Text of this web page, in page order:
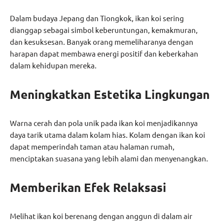
Dalam budaya Jepang dan Tiongkok, ikan koi sering
dianggap sebagai simbol keberuntungan, kemakmuran,
dan kesuksesan. Banyak orang memeliharanya dengan
harapan dapat membawa energi positif dan keberkahan
dalam kehidupan mereka.
Meningkatkan Estetika Lingkungan
Warna cerah dan pola unik pada ikan koi menjadikannya
daya tarik utama dalam kolam hias. Kolam dengan ikan koi
dapat memperindah taman atau halaman rumah,
menciptakan suasana yang lebih alami dan menyenangkan.
Memberikan Efek Relaksasi
Melihat ikan koi berenang dengan anggun di dalam air